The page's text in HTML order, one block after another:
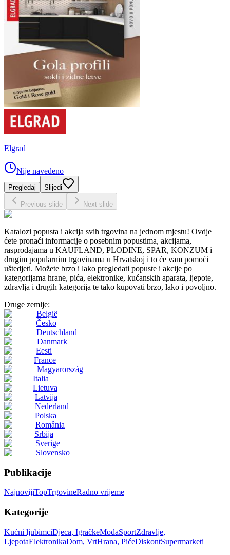
Elgrad
Nije navedeno
Pregledaj Slijedi
Previous slide Next slide
Katalozi popusta i akcija svih trgovina na jednom mjestu! Ovdje
ćete pronaći informacije o posebnim popustima, akcijama,
rasprodajama u KAUFLAND, PLODINE, SPAR, KONZUM i
drugim popularnim trgovinama u Hrvatskoj i to će vam pomoći
uštedjeti. Možete brzo i lako pregledati popuste i akcije po
kategorijama hrane, pića, elektronike, kućanskih aparata, ljepote,
zdravlja i drugih kategorija te tako kupovati brzo, lako i povoljno.
Druge zemlje:
België
Česko
Deutschland
Danmark
Eesti
France
Magyarország
Italia
Lietuva
Latvija
Nederland
Polska
România
Srbija
Sverige
Slovensko
Publikacije
NajnovijiTopTrgovineRadno vrijeme
Kategorije
Kućni ljubimciDjeca, IgračkeModaSportZdravlje,
LjepotaElektronikaDom, VrtHrana, PićeDiskontSupermarketi